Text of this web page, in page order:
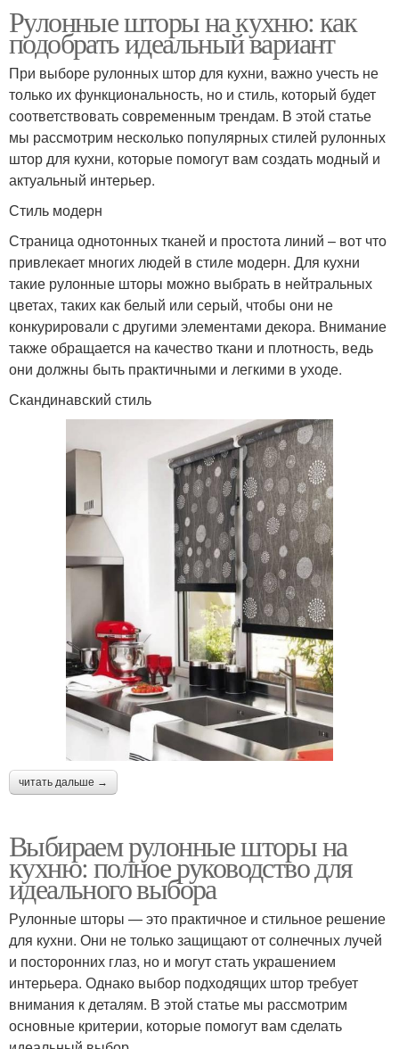
Рулонные шторы на кухню: как
подобрать идеальный вариант
При выборе рулонных штор для кухни, важно учесть не
только их функциональность, но и стиль, который будет
соответствовать современным трендам. В этой статье
мы рассмотрим несколько популярных стилей рулонных
штор для кухни, которые помогут вам создать модный и
актуальный интерьер.
Стиль модерн
Страница однотонных тканей и простота линий – вот что
привлекает многих людей в стиле модерн. Для кухни
такие рулонные шторы можно выбрать в нейтральных
цветах, таких как белый или серый, чтобы они не
конкурировали с другими элементами декора. Внимание
также обращается на качество ткани и плотность, ведь
они должны быть практичными и легкими в уходе.
Скандинавский стиль
читать дальше →
Выбираем рулонные шторы на
кухню: полное руководство для
идеального выбора
Рулонные шторы — это практичное и стильное решение
для кухни. Они не только защищают от солнечных лучей
и посторонних глаз, но и могут стать украшением
интерьера. Однако выбор подходящих штор требует
внимания к деталям. В этой статье мы рассмотрим
основные критерии, которые помогут вам сделать